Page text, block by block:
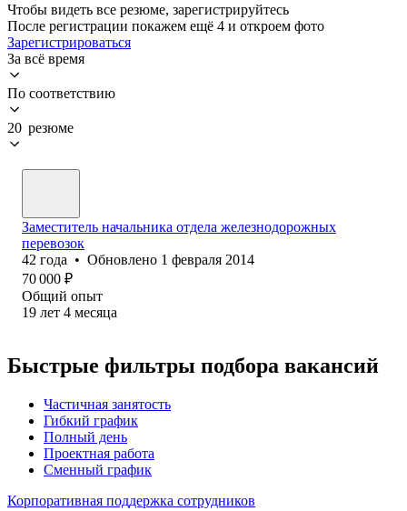
Чтобы видеть все резюме, зарегистрируйтесь
После регистрации покажем ещё 4 и откроем фото
Зарегистрироваться
За всё время
По соответствию
20 резюме
Заместитель начальника отдела железнодорожных
перевозок
42 года • Обновлено 1 февраля 2014
70 000 ₽
Общий опыт
19 лет 4 месяца
Быстрые фильтры подбора вакансий
Частичная занятость
Гибкий график
Полный день
Проектная работа
Сменный график
Корпоративная поддержка сотрудников